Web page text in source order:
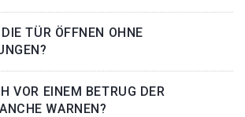
TÜR ÖFFNEN OHNE
VOR EINEM BETRUG DER
WARNEN?